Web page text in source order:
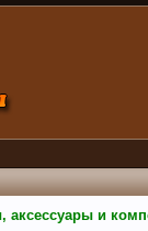
аксессуары и